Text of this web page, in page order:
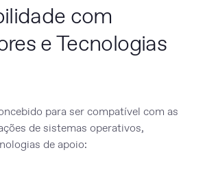
com
e Tecnologias
para ser compatível com as
de sistemas operativos,
de apoio: